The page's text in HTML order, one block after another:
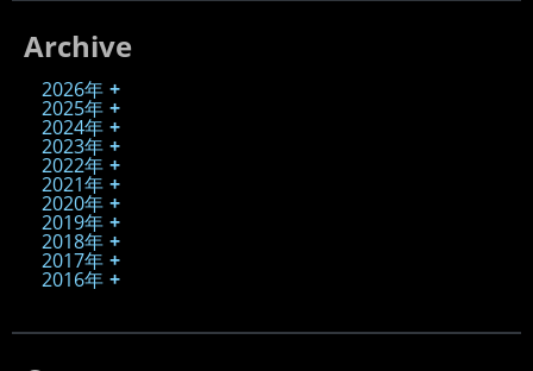
Archive
2026年
2025年
2024年
2023年
2022年
2021年
2020年
2019年
2018年
2017年
2016年